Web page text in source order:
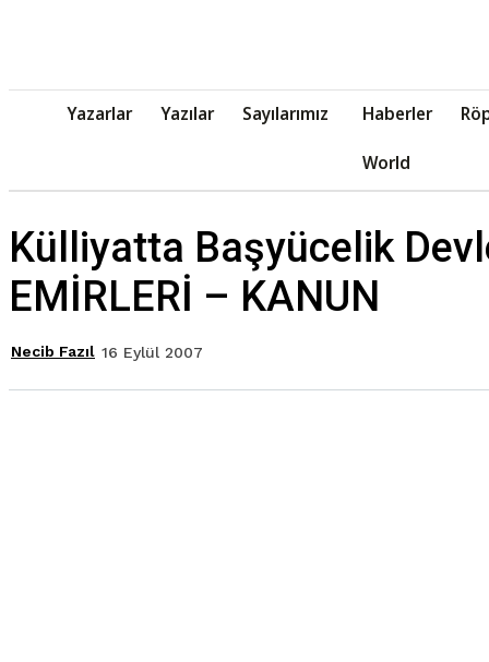
Yazarlar Yazılar Sayılarımız Haberler
World
Külliyatta Başyücelik
EMİRLERİ – KANUN
Necib Fazıl 16 Eylül 2007